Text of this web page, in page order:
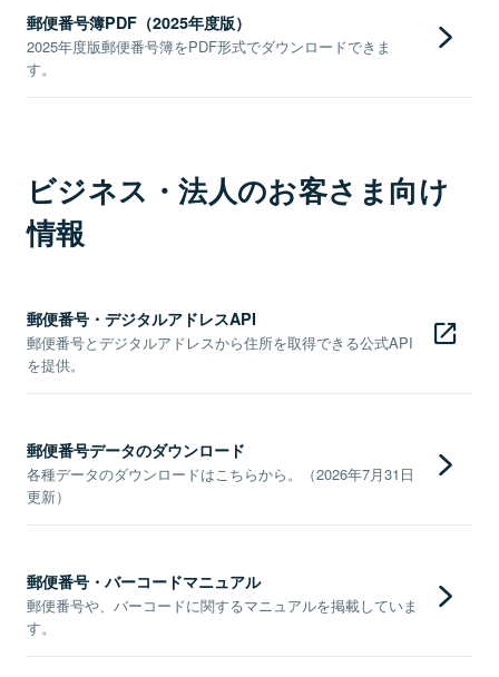
郵便番号簿PDF（2025年度版）
2025年度版郵便番号簿をPDF形式でダウンロードできま
す。
ビジネス・法人のお客さま向け
情報
郵便番号・デジタルアドレスAPI
郵便番号とデジタルアドレスから住所を取得できる公式API
を提供。
郵便番号データのダウンロード
各種データのダウンロードはこちらから。（2026年7月31日
更新）
郵便番号・バーコードマニュアル
郵便番号や、バーコードに関するマニュアルを掲載していま
す。